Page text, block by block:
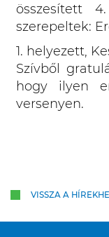
összesített
szerepeltek:
1. helyezett,
Szívből
hogy ilyen
versenyen.
VISSZA A